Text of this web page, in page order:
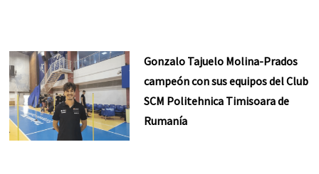
Gonzalo Tajuelo Molina-Prados
campeón con sus equipos del Club
SCM Politehnica Timisoara de
Rumanía